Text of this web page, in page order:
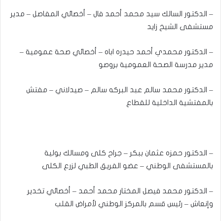
– الدكتور السالك سيد محمد أحمد فال – أخصائي المفاصل – مدير
مستشفى الشيخ زايد
– الدكتور محمدي أحمد حيدره اباه – أخصائي صحة عمومية –
مدير مدرسة الصحة العمومية بروصو
– الدكتور محمد سالم عبد البركه سالم – صيدلاني – مفتش
بالمفتشية الداخلية للقطاع
– الدكتور حمزه عثمان ببكر – جراح كلى ومسالك بولية
بالمستشفى الوطني – عضو الفريق الطبي لزرع الكلى
– الدكتور محمد فيصل المختار محمد أحمد – أخصائي تخدير
وإنعاش – رئيس قسم بالمركز الوطني لأمراض القلب